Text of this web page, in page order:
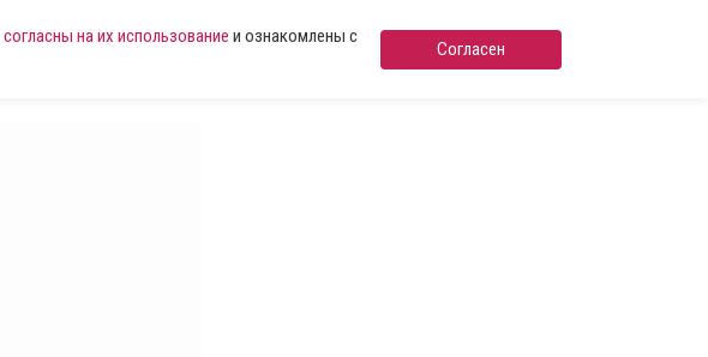
согласны на их использование и ознакомлены с
Согласен